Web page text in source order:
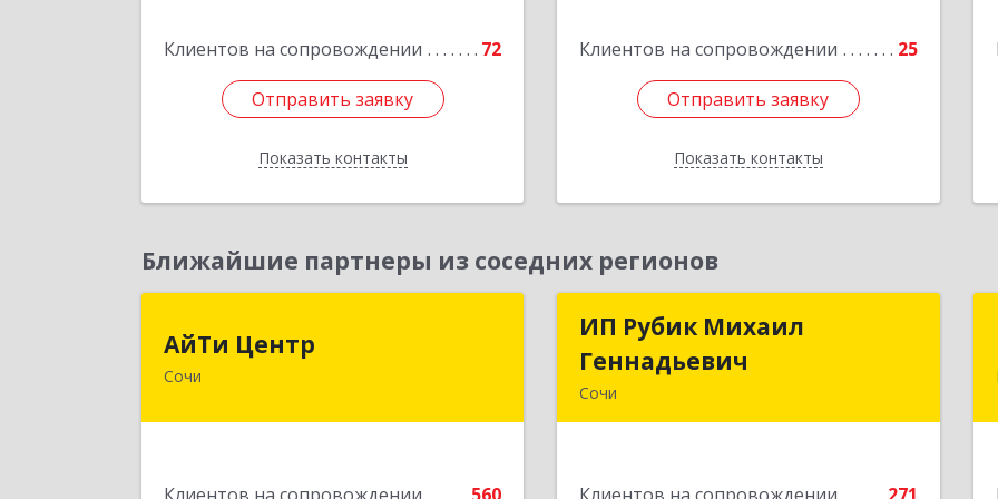
Клиентов на сопровождении 72
Отправить заявку
Показать контакты
Подробнее
Клиентов на сопровождении 25
Отправить заявку
Показать контакты
Подробнее
Ближайшие партнеры из соседних регионов
АйТи Центр
Сочи354000, Краснодарский край, Сочи,
ИП Рубик Михаил
Геннадьевич
Сочи
ИП Рубик Михаил